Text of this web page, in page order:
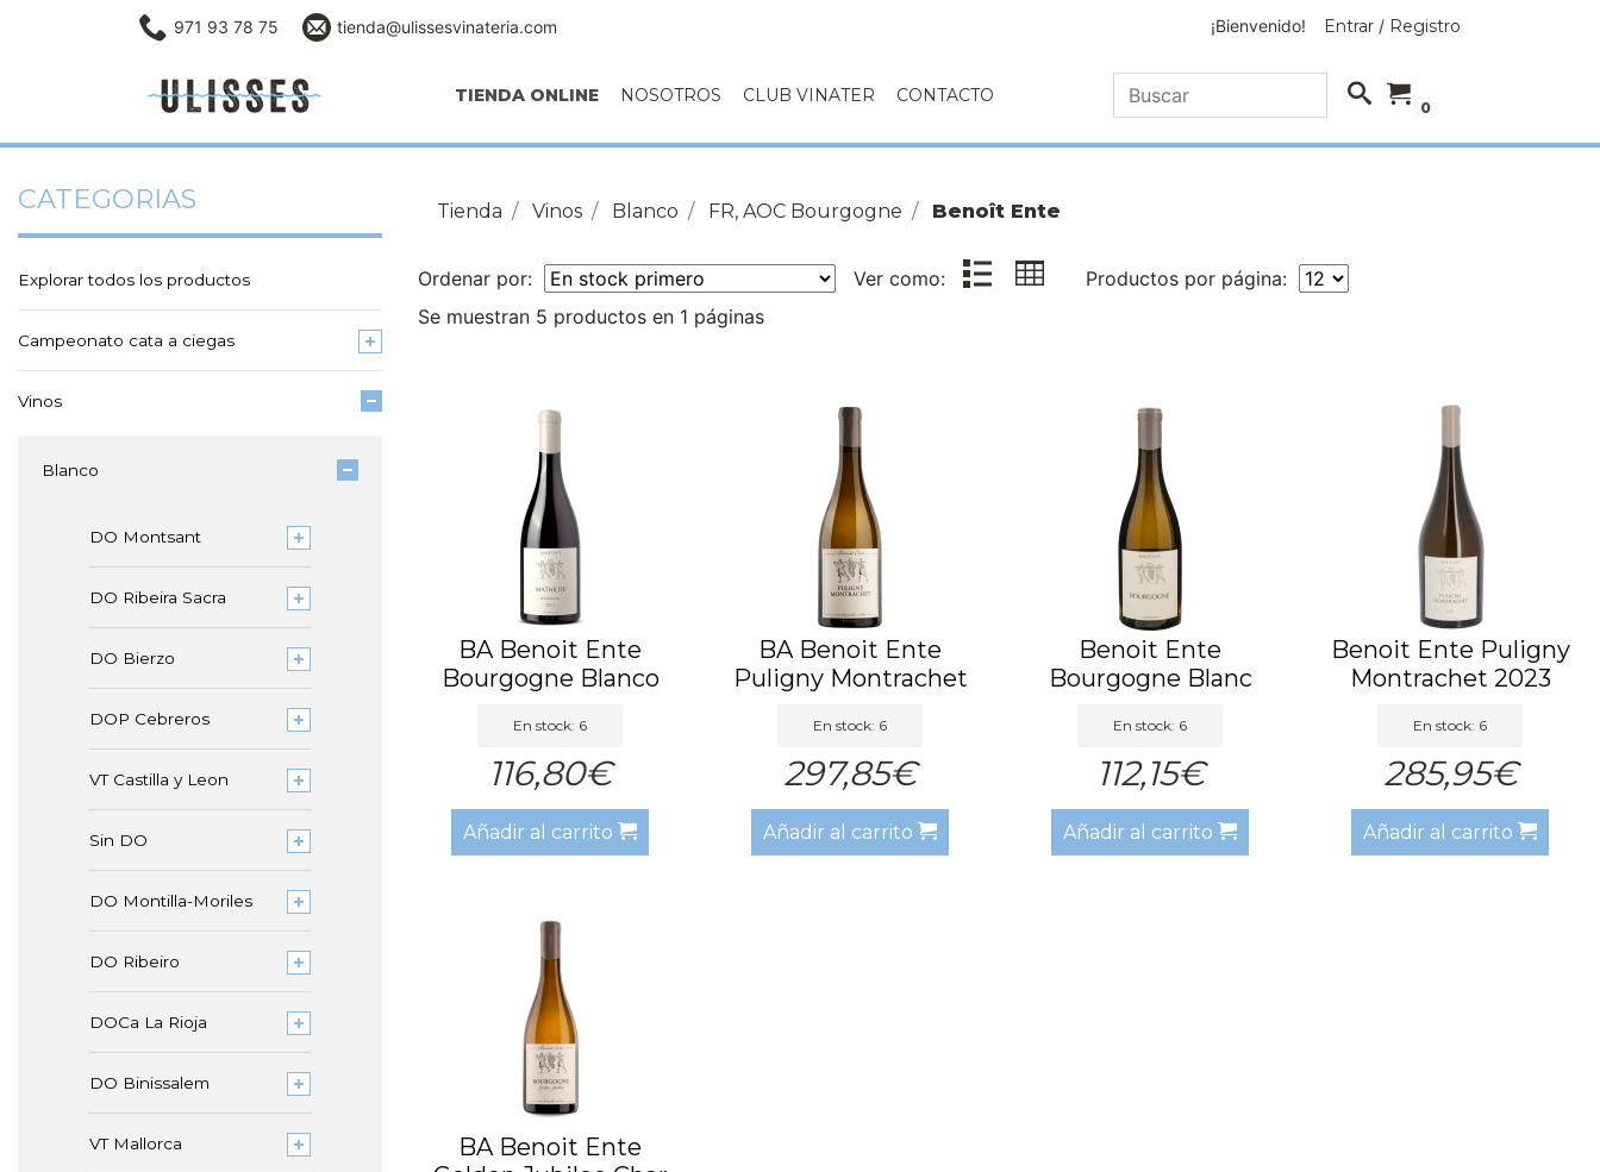
971 93 78 75 tienda@ulissesvinateria.com ¡Bienvenido! Entrar / Registro
TIENDA ONLINE NOSOTROS CLUB VINATER CONTACTO
0
CATEGORIAS
Explorar todos los productos
Campeonato cata a ciegas
Vinos
Blanco
DO Montsant
DO Ribeira Sacra
DO Bierzo
DOP Cebreros
VT Castilla y Leon
Sin DO
DO Montilla-Moriles
DO Ribeiro
DOCa La Rioja
DO Binissalem
VT Mallorca
Tienda Vinos Blanco FR, AOC Bourgogne Benoît Ente
Ordenar por: Ver como:
Productos por página:
Se muestran 5 productos en 1 páginas
BA Benoit Ente
Bourgogne Blanco
En stock: 6
116,80€
Añadir al carrito
BA Benoit Ente
Puligny Montrachet
En stock: 6
297,85€
Añadir al carrito
Benoit Ente
Bourgogne Blanc
En stock: 6
112,15€
Añadir al carrito
Benoit Ente Puligny
Montrachet 2023
En stock: 6
285,95€
Añadir al carrito
BA Benoit Ente